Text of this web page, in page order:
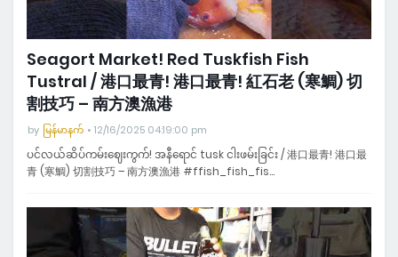
Seagort Market! Red Tuskfish Fish
Tustral / 港口最青! 港口最青! 紅石老 (寒鯛) 切
割技巧 – 南方澳漁港
by မြန်မာနက် 12/16/2025 04:19:00 pm
ပင်လယ်ဆိပ်ကမ်းဈေးကွက်! အနီရောင် tusk ငါးဖမ်းခြင်း / 港口最青! 港口最
青 (寒鯛) 切割技巧 – 南方澳漁港 #ffish_fish_fis…